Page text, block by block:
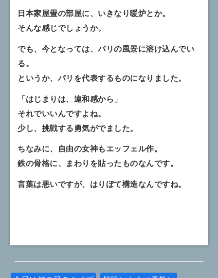
日本家屋畳の部屋に、いきなり暖炉とか。
そんな感じでしょうか。
でも、今となっては、パリの風景に溶け込んでい
る。
というか、パリを代表するものになりました。
「はじまりは、違和感から」
それでいいんですよね。
少し、挑戦する勇気がでました。
ちなみに、自由の女神もエッフェル作。
鉄の骨格に、まわりを貼ったものなんです。
言葉は悪いですが、はりぼて構造なんですね。